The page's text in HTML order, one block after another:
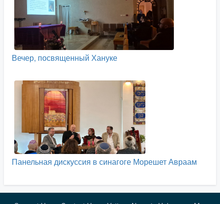
Вечер, посвященный Хануке
Панельная дискуссия в синагоге Морешет Авраам